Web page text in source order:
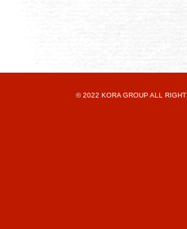
© 2022 KORA GROUP ALL